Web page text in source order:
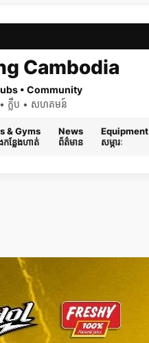
Cambodia
• Community
• ក្លឹប • សហគមន៍
& Gyms
កន្លែងហាត់
News
ព័ត៌មាន
Equipment
សម្ភារៈ